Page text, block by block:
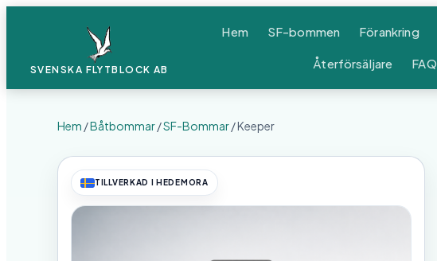
SVENSKA FLYTBLOCK AB
Hem SF-bommen Förankring
Återförsäljare FAQ
Hem /Båtbommar/SF-Bommar/ Keeper
TILLVERKAD I HEDEMORA